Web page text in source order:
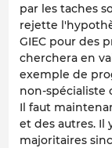
par les taches
rejette
GIEC pour des
cherchera en
exemple de
non-spécialiste
Il faut
et des autres. Il
majoritaires